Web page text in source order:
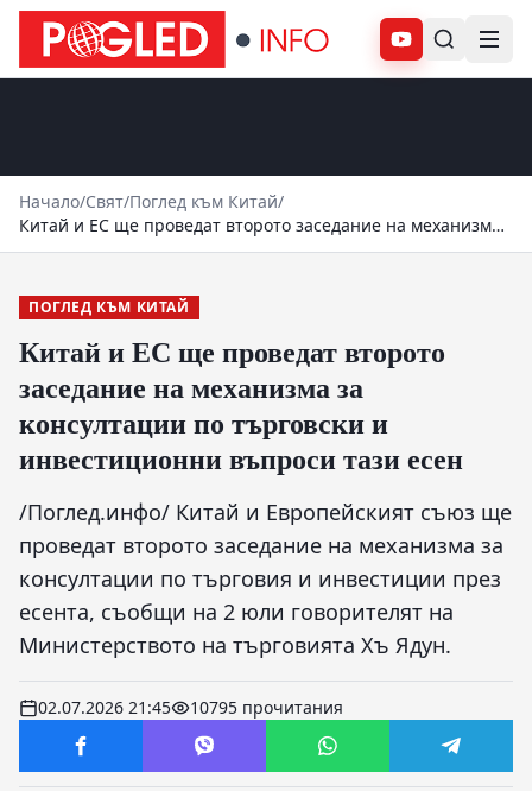
Абонирай се
Начало/Свят/Поглед към Китай/
Китай и ЕС ще проведат второто заседание на механизма
за консултации по търговски и инвестиционни въпроси
ПОГЛЕД КЪМ КИТАЙ
Китай и ЕС ще проведат второто
заседание на механизма за
консултации по търговски и
инвестиционни въпроси тази есен
/Поглед.инфо/ Китай и Европейският съюз ще
проведат второто заседание на механизма за
консултации по търговия и инвестиции през
есента, съобщи на 2 юли говорителят на
Министерството на търговията Хъ Ядун.
02.07.2026 21:45 10795 прочитания